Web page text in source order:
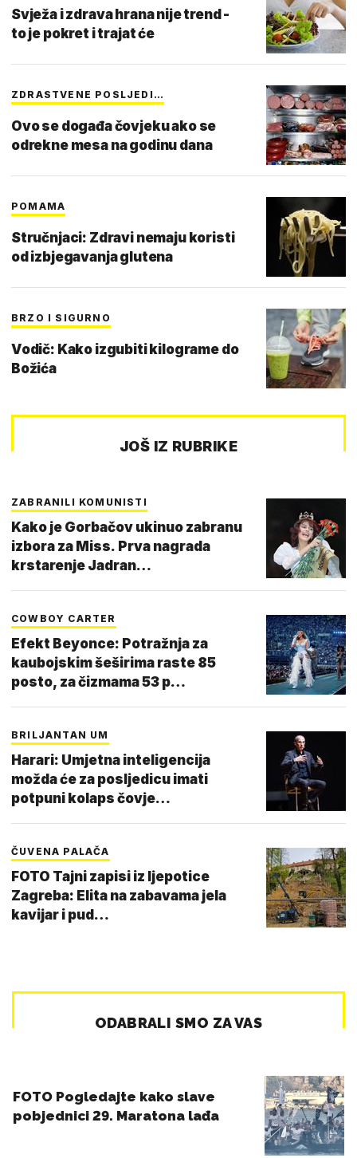
Svježa i zdrava hrana nije trend -
to je pokret i trajat će
ZDRASTVENE POSLJEDI…
Ovo se događa čovjeku ako se
odrekne mesa na godinu dana
POMAMA
Stručnjaci: Zdravi nemaju koristi
od izbjegavanja glutena
BRZO I SIGURNO
Vodič: Kako izgubiti kilograme do
Božića
JOŠ IZ RUBRIKE
ZABRANILI KOMUNISTI
Kako je Gorbačov ukinuo zabranu
izbora za Miss. Prva nagrada
krstarenje Jadran…
COWBOY CARTER
Efekt Beyonce: Potražnja za
kaubojskim šeširima raste 85
posto, za čizmama 53 p…
BRILJANTAN UM
Harari: Umjetna inteligencija
možda će za posljedicu imati
potpuni kolaps čovje…
ČUVENA PALAČA
FOTO Tajni zapisi iz ljepotice
Zagreba: Elita na zabavama jela
kavijar i pud…